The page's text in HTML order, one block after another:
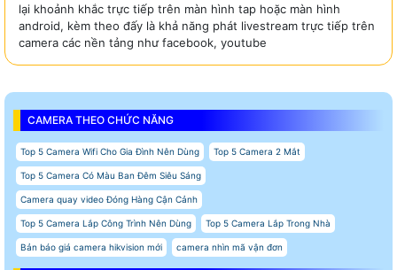
lại khoảnh khắc trực tiếp trên màn hình tap hoặc màn hình
android, kèm theo đấy là khả năng phát livestream trực tiếp trên
camera các nền tảng như facebook, youtube
CAMERA THEO CHỨC NĂNG
Top 5 Camera Wifi Cho Gia Đình Nên Dùng Top 5 Camera 2 Mắt
Top 5 Camera Có Màu Ban Đêm Siêu Sáng
Camera quay video Đóng Hàng Cận Cảnh
Top 5 Camera Lắp Công Trình Nên Dùng Top 5 Camera Lắp Trong Nhà
Bản báo giá camera hikvision mới camera nhìn mã vận đơn